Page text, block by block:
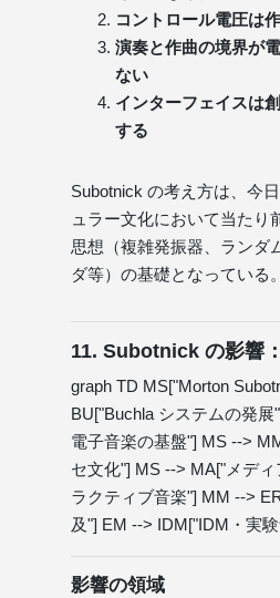
コントロール電圧は
演奏と作曲の境界が
ない
インターフェイスは
する
Subotnick の考え方は、今
ュラー文化において当たり
思想（複雑発振器、ランダ
ダ等）の基礎となっている。
11. Subotnick の影響
graph TD MS["Morton
BU["Buchla システムの発
電子音楽の基盤"] MS -->
セ文化"] MS --> MA["メデ
ラクティブ音楽"] MM -->
及"] EM --> IDM["IDM・実
影響の領域